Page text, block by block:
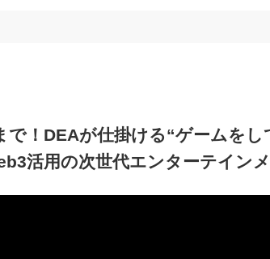
で！DEAが仕掛ける“ゲームをし
活用の次世代エンターテイン